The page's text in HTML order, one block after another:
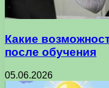
Какие
после обучения
05.06.2026